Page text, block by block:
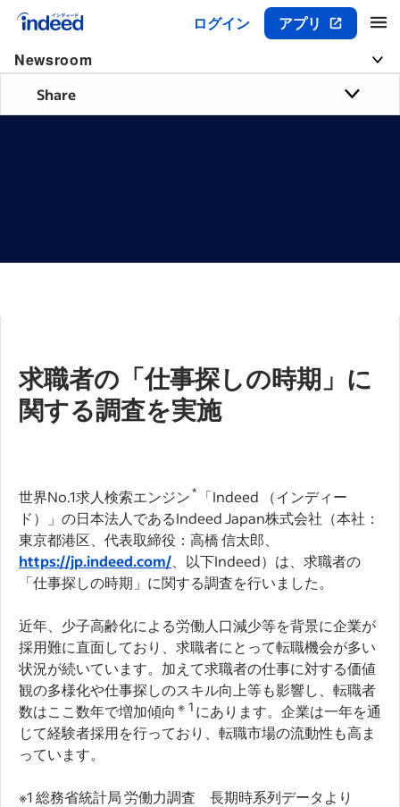
ログイン アプリ
メインコンテンツの開始
Newsroom
Share
求職者の「仕事探しの時期」に
関する調査を実施
世界No.1求人検索エンジン* 「Indeed （インディー
ド）」の日本法人であるIndeed Japan株式会社（本社：
東京都港区、代表取締役：高橋 信太郎、
https://jp.indeed.com/ 、以下Indeed）は、求職者の
「仕事探しの時期」に関する調査を行いました。
近年、少子高齢化による労働人口減少等を背景に企業が
採用難に直面しており、求職者にとって転職機会が多い
状況が続いています。加えて求職者の仕事に対する価値
観の多様化や仕事探しのスキル向上等も影響し、転職者
数はここ数年で増加傾向 ※ 1 にあります。企業は一年を通
じて経験者採用を行っており、転職市場の流動性も高ま
っています。
※1 総務省統計局 労働力調査 長期時系列データより